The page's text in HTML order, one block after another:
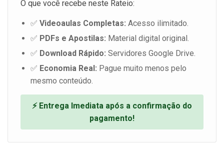
O que você recebe neste Rateio:
✅ Videoaulas Completas: Acesso ilimitado.
✅ PDFs e Apostilas: Material digital original.
✅ Download Rápido: Servidores Google Drive.
✅ Economia Real: Pague muito menos pelo
mesmo conteúdo.
⚡ Entrega Imediata após a confirmação do
pagamento!